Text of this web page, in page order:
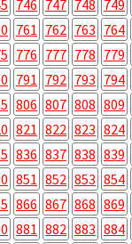
746 747 748 749
761 762 763 764
776 777 778 779
791 792 793 794
806 807 808 809
821 822 823 824
836 837 838 839
851 852 853 854
866 867 868 869
881 882 883 884